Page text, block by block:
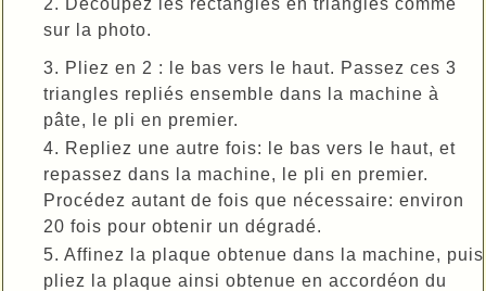
sur la photo.
3. Pliez en 2 : le bas vers le haut. Passez ces 3
triangles repliés ensemble dans la machine à
pâte, le pli en premier.
4. Repliez une autre fois: le bas vers le haut, et
repassez dans la machine, le pli en premier.
Procédez autant de fois que nécessaire: environ
20 fois pour obtenir un dégradé.
5. Affinez la plaque obtenue dans la machine, puis
pliez la plaque ainsi obtenue en accordéon du